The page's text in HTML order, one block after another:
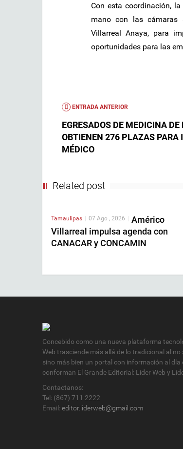
Con esta coordinación,
mano con las cámaras
Villarreal Anaya, para
oportunidades para las
ENTRADA ANTERIOR
EGRESADOS DE MEDICINA DE
OBTIENEN 276 PLAZAS PARA
MÉDICO
Related post
Tamaulipas | 07 Ago , 2026 | Américo
Villarreal impulsa agenda con
CANACAR y CONCAMIN
Concebido como una nueva plataforma
Web trasciende más allá de lo tradicional al
sino más bien un portal con información al
conforman El Grande Editorial: Líder Web y
Contactanos:
Tel: (867) 711 2222
Email: editor.liderweb@gmail.com